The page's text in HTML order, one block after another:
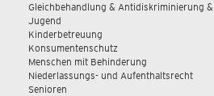
Gleichbehandlung & Antidiskriminierung
Jugend
Kinderbetreuung
Konsumentenschutz
Menschen mit Behinderung
Niederlassungs- und Aufenthaltsrecht
Senioren